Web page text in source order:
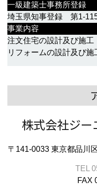
一級建築士事務所登録
埼玉県知事登録 第1-
事業内容
注文住宅の設計及び施工
リフォームの設計及び施
株式会社ジー
〒141-0033 東京都品川
TEL
FAX